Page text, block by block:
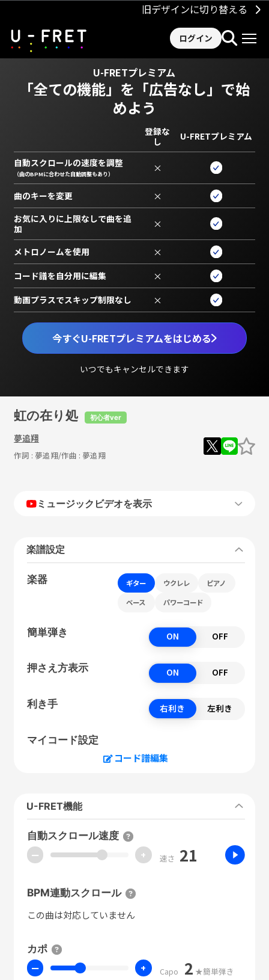
旧デザインに切り替える
ログイン
U-FRETプレミアム
「全ての機能」を 「広告なし」で始
めよう
今すぐU-FRETプレミアムをはじめる
いつでもキャンセルできます
登録な
し
U-FRETプレミアム
自動スクロールの速度を調整
（曲のBPMに合わせた自動調整もあり） ×
曲のキーを変更 ×
お気に入りに上限なしで曲を追
加
×
メトロノームを使用 ×
コード譜を自分用に編集 ×
動画プラスでスキップ制限なし ×
虹の在り処 初心者ver
夢追翔
作詞 : 夢追翔/作曲 : 夢追翔
ミュージックビデオを表示
楽譜設定
楽器 ギター ウクレレ ピアノ
ベース パワーコード
簡単弾き ON OFF
押さえ方表示 ON OFF
利き手 右利き 左利き
マイコード設定
コード譜編集
U-FRET機能
自動スクロール速度
ー + 速さ 21
BPM連動スクロール
この曲は対応していません
カポ
ー + Capo 2 ★簡単弾き